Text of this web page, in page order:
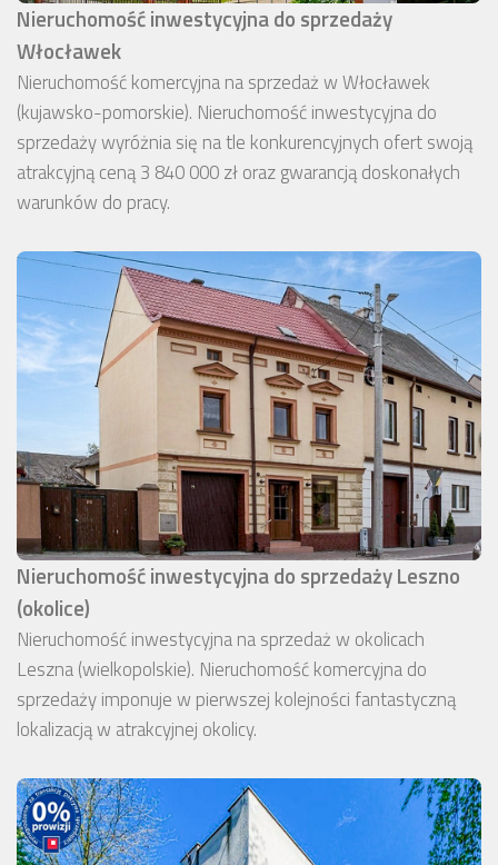
Nieruchomość inwestycyjna do sprzedaży
Włocławek
Nieruchomość komercyjna na sprzedaż w Włocławek
(kujawsko-pomorskie). Nieruchomość inwestycyjna do
sprzedaży wyróżnia się na tle konkurencyjnych ofert swoją
atrakcyjną ceną 3 840 000 zł oraz gwarancją doskonałych
warunków do pracy.
Nieruchomość inwestycyjna do sprzedaży Leszno
(okolice)
Nieruchomość inwestycyjna na sprzedaż w okolicach
Leszna (wielkopolskie). Nieruchomość komercyjna do
sprzedaży imponuje w pierwszej kolejności fantastyczną
lokalizacją w atrakcyjnej okolicy.